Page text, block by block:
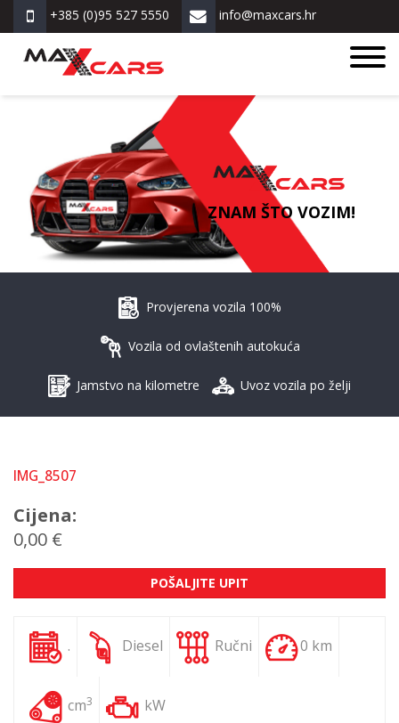
+385 (0)95 527 5550 info@maxcars.hr
ZNAM ŠTO VOZIM!
Provjerena vozila 100%
Vozila od ovlaštenih autokuća
Jamstvo na kilometre Uvoz vozila po želji
IMG_8507
Cijena:
0,00 €
POŠALJITE UPIT
. Diesel Ručni 0 km
cm3 kW